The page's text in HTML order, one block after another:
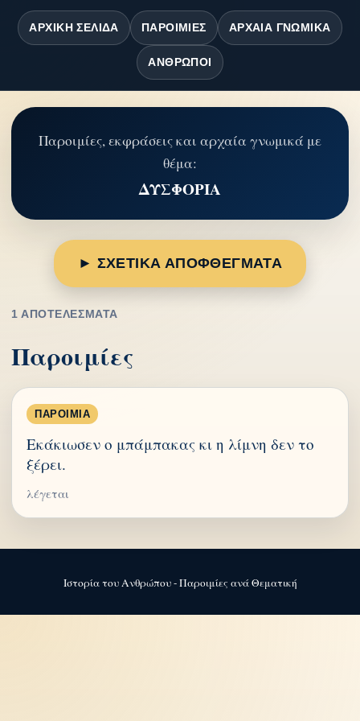
ΑΡΧΙΚΉ ΣΕΛΊΔΑ ΠΑΡΟΙΜΊΕΣ ΑΡΧΑΊΑ ΓΝΩΜΙΚΆ
ΆΝΘΡΩΠΟΙ
Παροιμίες, εκφράσεις και αρχαία γνωμικά με
θέμα:
ΔΥΣΦΟΡΙΑ
► ΣΧΕΤΙΚΑ ΑΠΟΦΘΕΓΜΑΤΑ
1 ΑΠΟΤΕΛΈΣΜΑΤΑ
Παροιμίες
ΠΑΡΟΙΜΊΑ
Εκάκιωσεν ο μπάμπακας κι η λίμνη δεν το
ξέρει.
λέγεται
Ιστορία του Ανθρώπου - Παροιμίες ανά Θεματική